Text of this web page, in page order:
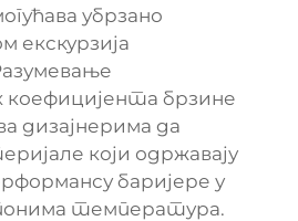
убрзано
екскурзија
брзине
дизајнерима да
који одржавају
баријере у
температура.